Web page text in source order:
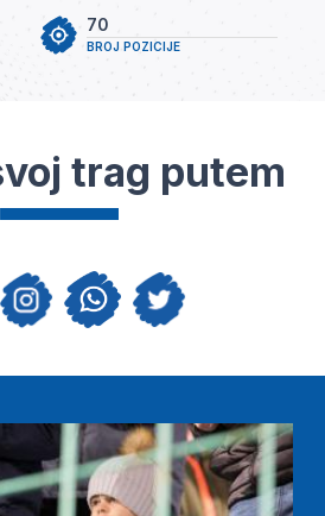
BROJ POZICIJE
70
trag putem